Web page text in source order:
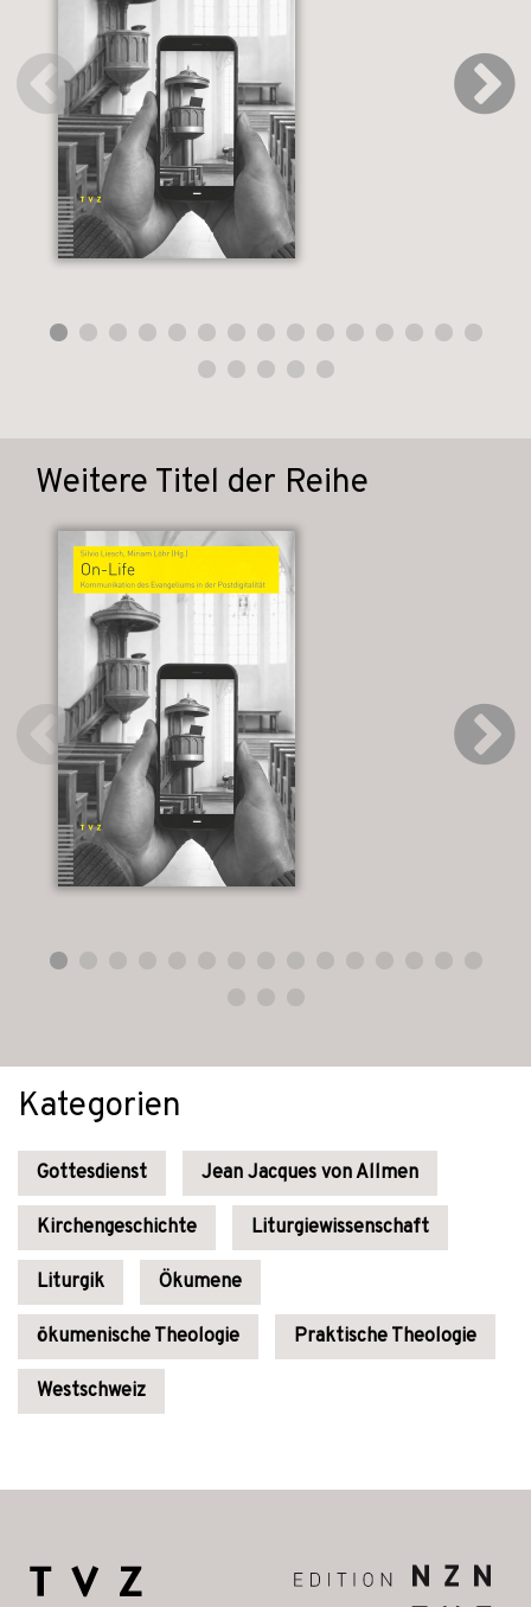
Weitere Titel der Reihe
Kategorien
Gottesdienst Jean Jacques von Allmen
Kirchengeschichte Liturgiewissenschaft
Liturgik Ökumene
ökumenische Theologie Praktische Theologie
Westschweiz